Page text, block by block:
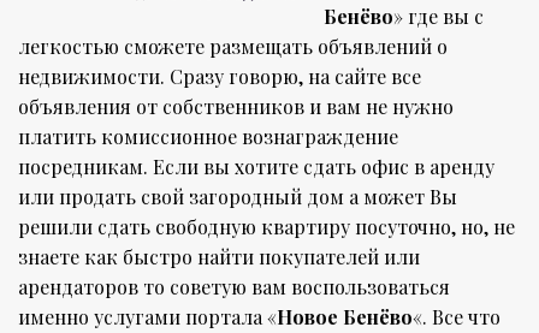
Бенёво» где вы с
легкостью сможете размещать объявлений о
недвижимости. Сразу говорю, на сайте все
объявления от собственников и вам не нужно
платить комиссионное вознаграждение
посредникам. Если вы хотите сдать офис в аренду
или продать свой загородный дом а может Вы
решили сдать свободную квартиру посуточно, но, не
знаете как быстро найти покупателей или
арендаторов то советую вам воспользоваться
именно услугами портала «Новое Бенёво«. Все что